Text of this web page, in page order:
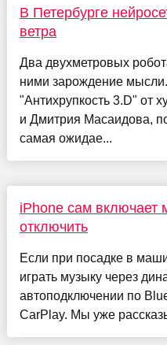
В Петербурге
ветра
Два двухметровых
ними зарождение
"Антихрупкость 3.D" от
и Дмитрия Масаидова,
самая ожидае...
iPhone сам включает
отключить
Если при посадке в
играть музыку через
автоподключении по
CarPlay. Мы уже